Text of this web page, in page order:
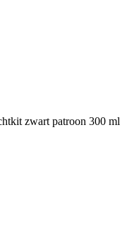
zwart patroon 300 ml